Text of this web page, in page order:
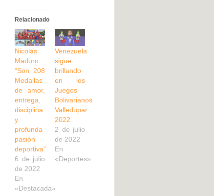
Relacionado
Nicolás
Maduro:
“Son 208
Medallas
de amor,
entrega,
disciplina
y
profunda
pasión
deportiva”
6 de julio
de 2022
En
«Destacada»
Venezuela
sigue
brillando
en los
Juegos
Bolivarianos
Valledupar
2022
2 de julio
de 2022
En
«Deportes»